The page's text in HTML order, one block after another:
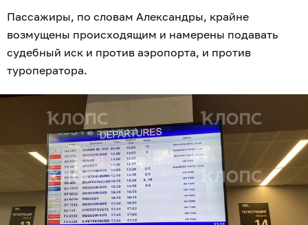
Пассажиры, по словам Александры, крайне
возмущены происходящим и намерены подавать
судебный иск и против аэропорта, и против
туроператора.